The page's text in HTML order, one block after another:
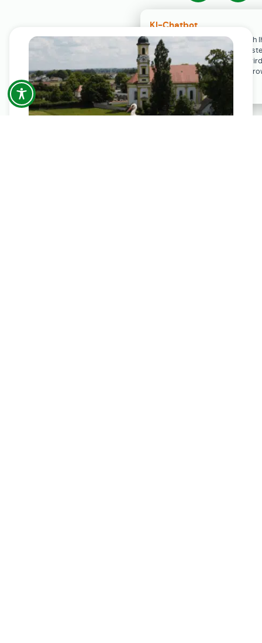
KI-Chatbot
Der KI-Chatbot steht erst nach
Einwilligung in den Cookie-
Verfügung. Der Chat-Verlauf
ausschließlich lokal in Ihrem
gespeichert.